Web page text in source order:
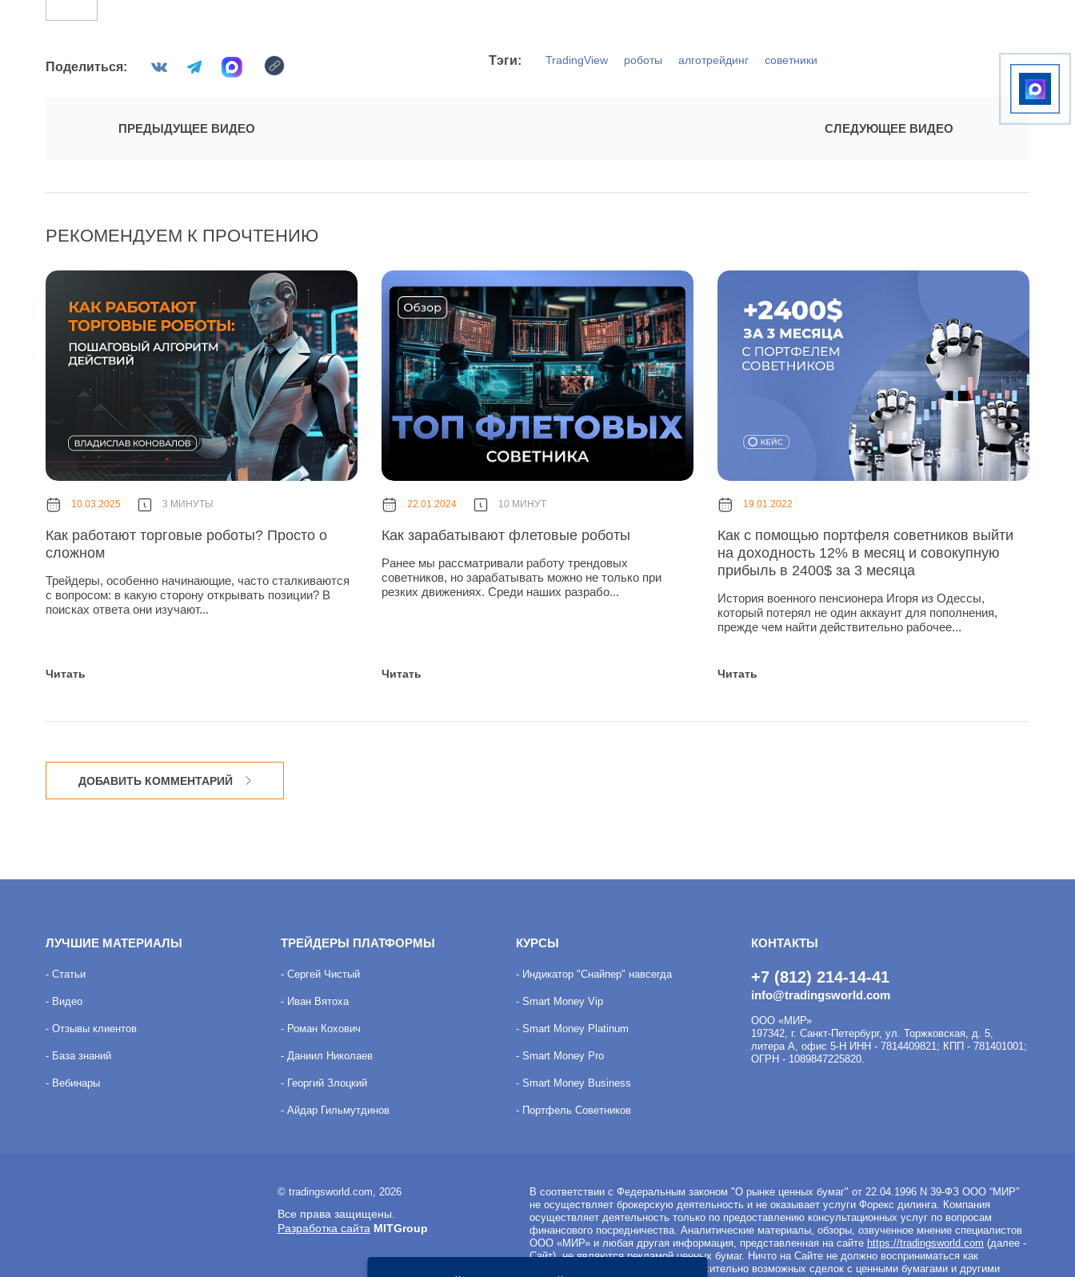
Поделиться: Тэги: TradingView роботы алготрейдинг советники
ПРЕДЫДУЩЕЕ ВИДЕО СЛЕДУЮЩЕЕ ВИДЕО
РЕКОМЕНДУЕМ К ПРОЧТЕНИЮ
10.03.2025 3 МИНУТЫ
Как работают торговые роботы? Просто о
сложном
Трейдеры, особенно начинающие, часто сталкиваются
с вопросом: в какую сторону открывать позиции? В
поисках ответа они изучают...
Читать
22.01.2024 10 МИНУТ
Как зарабатывают флетовые роботы
Ранее мы рассматривали работу трендовых
советников, но зарабатывать можно не только при
резких движениях. Среди наших разрабо...
Читать
19.01.2022
Как с помощью портфеля советников выйти
на доходность 12% в месяц и совокупную
прибыль в 2400$ за 3 месяца
История военного пенсионера Игоря из Одессы,
который потерял не один аккаунт для пополнения,
прежде чем найти действительно рабочее...
Читать
ДОБАВИТЬ КОММЕНТАРИЙ
ЛУЧШИЕ МАТЕРИАЛЫ
- Статьи
- Видео
- Отзывы клиентов
- База знаний
- Вебинары
ТРЕЙДЕРЫ ПЛАТФОРМЫ
- Сергей Чистый
- Иван Вятоха
- Роман Кохович
- Даниил Николаев
- Георгий Злоцкий
- Айдар Гильмутдинов
КУРСЫ
- Индикатор "Снайпер" навсегда
- Smart Money Vip
- Smart Money Platinum
- Smart Money Pro
- Smart Money Business
- Портфель Советников
КОНТАКТЫ
+7 (812) 214-14-41
info@tradingsworld.com
ООО «МИР»
197342, г. Санкт-Петербург, ул. Торжковская, д. 5,
литера А, офис 5-Н ИНН - 7814409821; КПП - 781401001;
ОГРН - 1089847225820.
© tradingsworld.com, 2026
Все права защищены.
Разработка сайта MITGroup
В соответствии с Федеральным законом "О рынке ценных бумаг" от 22.04.1996 N 39-ФЗ ООО “МИР”
не осуществляет брокерскую деятельность и не оказывает услуги Форекс дилинга. Компания
осуществляет деятельность только по предоставлению консультационных услуг по вопросам
финансового посредничества. Аналитические материалы, обзоры, озвученное мнение специалистов
ООО «МИР» и любая другая информация, представленная на сайте https://tradingsworld.com (далее -
Сайт), не являются рекламой ценных бумаг. Ничто на Сайте не должно восприниматься как
инвестиционная рекомендация относительно возможных сделок с ценными бумагами и другими